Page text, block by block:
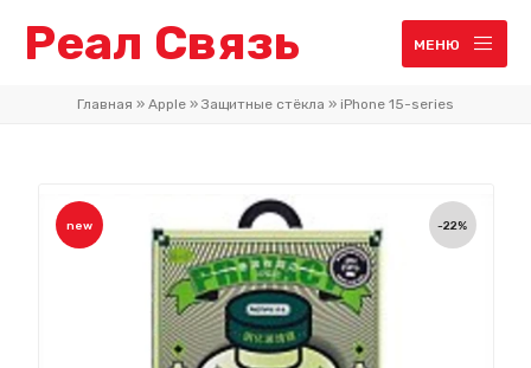
Реал Связь МЕНЮ
Главная » Apple » Защитные стёкла » iPhone 15-series
-22%
new